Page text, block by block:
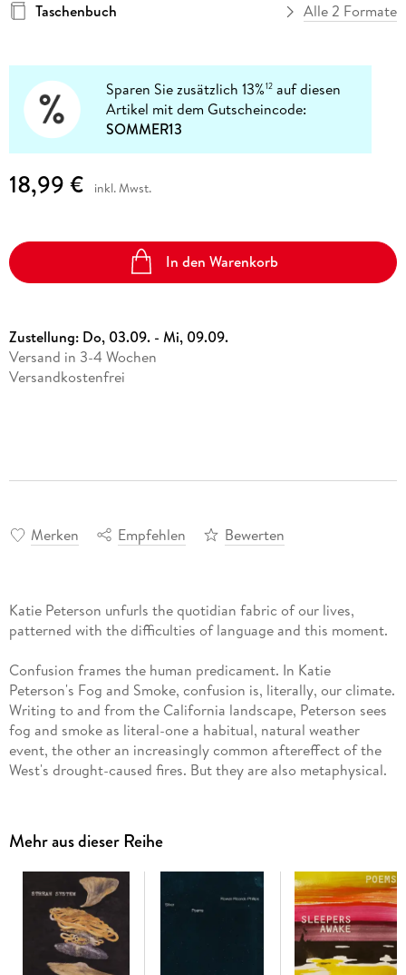
Taschenbuch
Alle 2 Formate
Sparen Sie zusätzlich 13%12 auf diesen
Artikel mit dem Gutscheincode:
SOMMER13
18,99 € inkl. Mwst.
In den Warenkorb
Zustellung: Do, 03.09. - Mi, 09.09.
Versand in 3-4 Wochen
Versandkostenfrei
Merken Empfehlen Bewerten
Katie Peterson unfurls the quotidian fabric of our lives,
patterned with the difficulties of language and this moment.
Confusion frames the human predicament. In Katie
Peterson's Fog and Smoke, confusion is, literally, our climate.
Writing to and from the California landscape, Peterson sees
fog and smoke as literal-one a habitual, natural weather
event, the other an increasingly common aftereffect of the
West's drought-caused fires. But they are also metaphysical.
"I've been speaking about it at a distance. / Now I want to talk
about its thickness. / A person could get killed in here."
The collection moves through three sections: First, the poet
follows her local fog's cyclical journey of descent and
dispersion. Second, in a sort of pastoral interlude, she travels
widely, almost erratically, to the California desert, the
greater world, and ancient history. Finally, she descends into
Mehr aus dieser Reihe